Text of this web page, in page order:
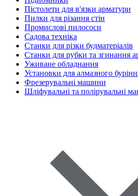
Пістолети для в'язки арматури
Пилки для різання стін
Промислові пилососи
Садова техніка
Станки для різки будматеріалів
Станки для рубки та згинання
Уживане обладнання
Установки для алмазного
Фрезерувальні машини
Шліфувальні та полірувальні